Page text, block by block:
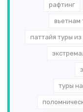
рафтинг
вьетнам
паттайя туры
туры